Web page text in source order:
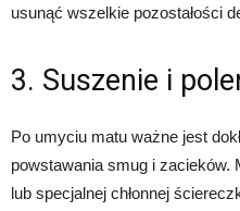
usunąć wszelkie pozostałości
3. Suszenie i
Po umyciu matu ważne jest
powstawania smug i
lub specjalnej chłonnej